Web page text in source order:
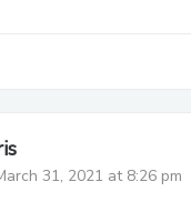
31, 2021 at 8:26 pm